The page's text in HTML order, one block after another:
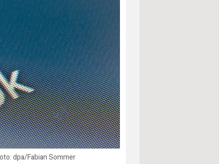
dpa/Fabian Sommer